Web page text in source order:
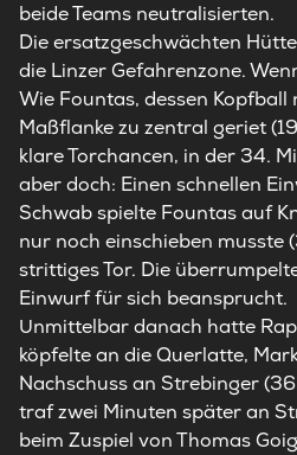
beide Teams neutralisierten.
Die ersatzgeschwächten
die Linzer Gefahrenzone.
Wie Fountas, dessen
Maßflanke zu zentral geriet
klare Torchancen, in der 34.
aber doch: Einen schnellen
Schwab spielte Fountas auf
nur noch einschieben musste
strittiges Tor. Die
Einwurf für sich beansprucht.
Unmittelbar danach hatte
köpfelte an die Querlatte,
Nachschuss an Strebinger
traf zwei Minuten später an
beim Zuspiel von Thomas